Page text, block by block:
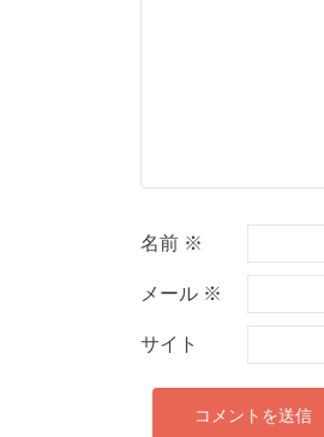
名前 ※
メール ※
サイト